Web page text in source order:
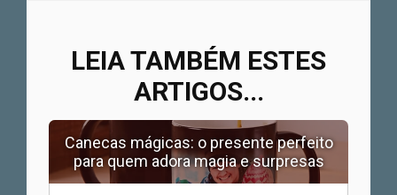
LEIA TAMBÉM ESTES
ARTIGOS...
Canecas mágicas: o presente perfeito
para quem adora magia e surpresas